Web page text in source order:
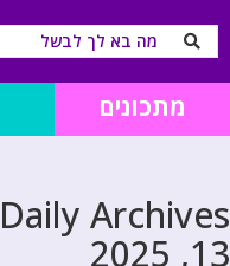
מתכונים
Daily Archives:
13, 2025